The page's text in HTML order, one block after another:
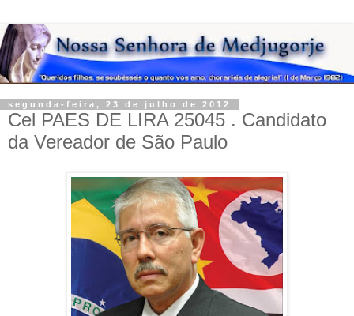
segunda-feira, 23 de julho de 2012
Cel PAES DE LIRA 25045 . Candidato
da Vereador de São Paulo